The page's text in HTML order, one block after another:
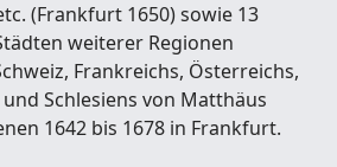
(Frankfurt 1650) sowie 13
weiterer Regionen
Frankreichs, Österreichs,
Schlesiens von Matthäus
1642 bis 1678 in Frankfurt.